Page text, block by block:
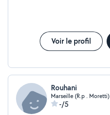
Voir le profil
Rouhani
Marseille (R.p . Moretti)
-/5